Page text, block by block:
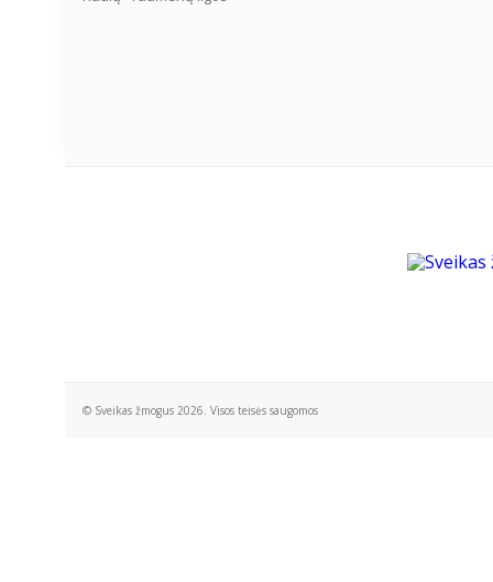
© Sveikas žmogus 2026. Visos teisės saugomos